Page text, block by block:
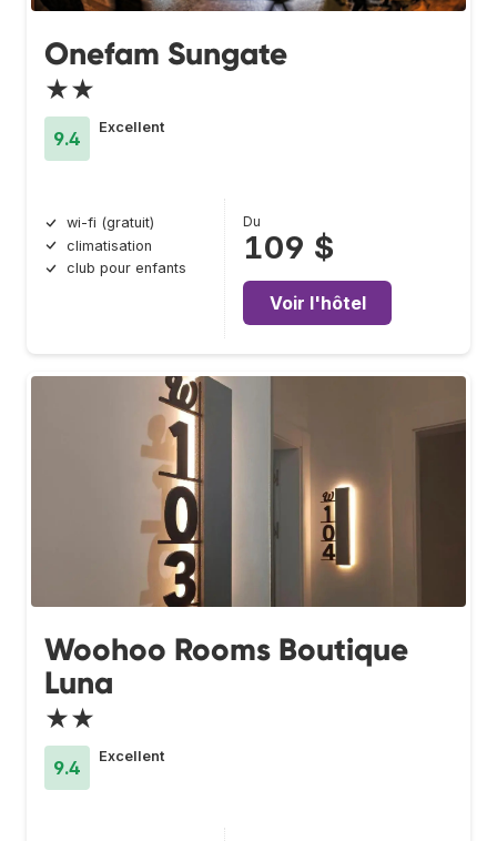
Onefam Sungate
★★
9.4
Excellent
wi-fi (gratuit)
climatisation
club pour enfants
Du
109 $
Voir l'hôtel
Woohoo Rooms Boutique
Luna
★★
9.4
Excellent